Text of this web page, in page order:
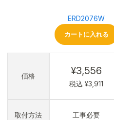
価格
取付方法
ERD2076W
カートに入れる
¥3,556
税込 ¥3,911
工事必要